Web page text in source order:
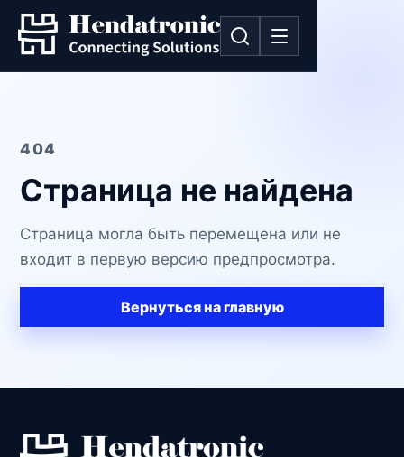
404
Страница не найдена
Страница могла быть перемещена или не
входит в первую версию предпросмотра.
Вернуться на главную